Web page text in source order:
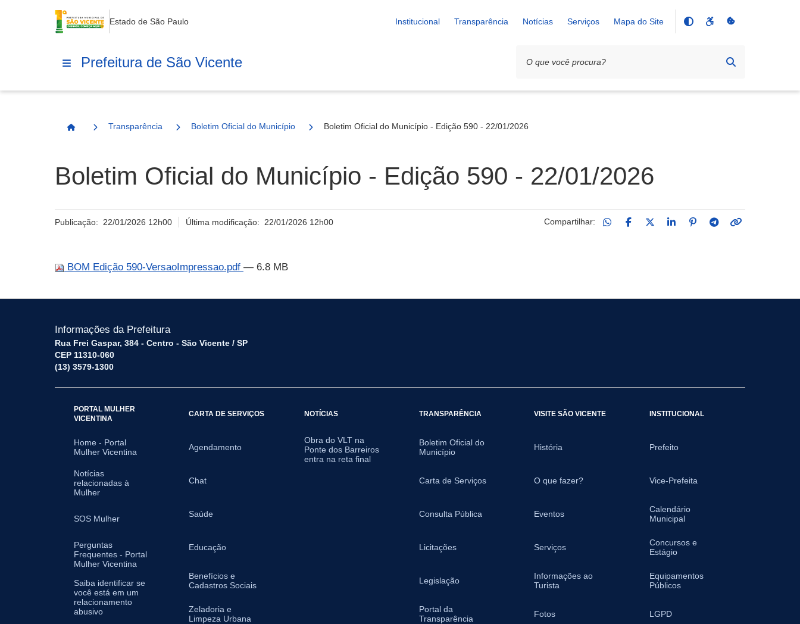
Estado de São Paulo Institucional Transparência Notícias Serviços Mapa do Site
Prefeitura de São Vicente
Página Inicial
Transparência Boletim Oficial do Município Boletim Oficial do Município - Edição 590 - 22/01/2026
Boletim Oficial do Município - Edição 590 - 22/01/2026
Publicação: 22/01/2026 12h00 Última modificação: 22/01/2026 12h00 Compartilhar:
BOM Edição 590-VersaoImpressao.pdf — 6.8 MB
Informações da Prefeitura
Rua Frei Gaspar, 384 - Centro - São Vicente / SP
CEP 11310-060
(13) 3579-1300
PORTAL MULHER
VICENTINA
Home - Portal
Mulher Vicentina
Notícias
relacionadas à
Mulher
SOS Mulher
Perguntas
Frequentes - Portal
Mulher Vicentina
Saiba identificar se
você está em um
relacionamento
abusivo
CARTA DE SERVIÇOS
Agendamento
Chat
Saúde
Educação
Benefícios e
Cadastros Sociais
Zeladoria e
Limpeza Urbana
NOTÍCIAS
Obra do VLT na
Ponte dos Barreiros
entra na reta final
TRANSPARÊNCIA
Boletim Oficial do
Município
Carta de Serviços
Consulta Pública
Licitações
Legislação
Portal da
Transparência
VISITE SÃO VICENTE
História
O que fazer?
Eventos
Serviços
Informações ao
Turista
Fotos
INSTITUCIONAL
Prefeito
Vice-Prefeita
Calendário
Municipal
Concursos e
Estágio
Equipamentos
Públicos
LGPD